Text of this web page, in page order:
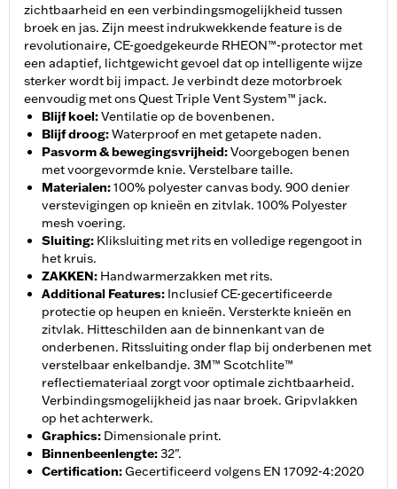
zichtbaarheid en een verbindingsmogelijkheid tussen
broek en jas. Zijn meest indrukwekkende feature is de
revolutionaire, CE-goedgekeurde RHEON™-protector met
een adaptief, lichtgewicht gevoel dat op intelligente wijze
sterker wordt bij impact. Je verbindt deze motorbroek
eenvoudig met ons Quest Triple Vent System™ jack.
Blijf koel:Ventilatie op de bovenbenen.
Blijf droog:Waterproof en met getapete naden.
Pasvorm & bewegingsvrijheid:Voorgebogen benen
met voorgevormde knie. Verstelbare taille.
Materialen:100% polyester canvas body. 900 denier
verstevigingen op knieën en zitvlak. 100% Polyester
mesh voering.
Sluiting: Kliksluiting met rits en volledige regengoot in
het kruis.
ZAKKEN: Handwarmerzakken met rits.
Additional Features: Inclusief CE-gecertificeerde
protectie op heupen en knieën. Versterkte knieën en
zitvlak. Hitteschilden aan de binnenkant van de
onderbenen. Ritssluiting onder flap bij onderbenen met
verstelbaar enkelbandje. 3M™ Scotchlite™
reflectiemateriaal zorgt voor optimale zichtbaarheid.
Verbindingsmogelijkheid jas naar broek. Gripvlakken
op het achterwerk.
Graphics: Dimensionale print.
Binnenbeenlengte:32".
Certification:Gecertificeerd volgens EN 17092-4:2020